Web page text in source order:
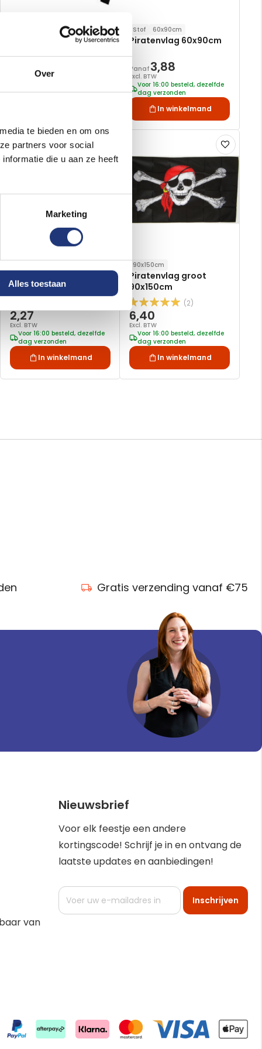
Over
te bieden en om ons
partners voor social
die u aan ze heeft
Marketing
Alles toestaan
Piratenvlag gehavend
Excl. BTW
dag verzonden
Stof 60x90cm
Piratenvlag 60x90cm
Vanaf 3,88
Excl. BTW
Voor 16:00 besteld, dezelfde
dag verzonden
In winkelmand
toe
aan
verlanglijst
2,27
Excl. BTW
Voor 16:00 besteld, dezelfde
dag verzonden
In winkelmand
Voeg
toe
verlanglijst
90x150cm
Piratenvlag groot
90x150cm
Waardering:
100
% of100
(2)
6,40
Excl. BTW
Voor 16:00 besteld, dezelfde
dag verzonden
In winkelmand
Gratis verzending vanaf €75
van
Nieuwsbrief
Voor elk feestje een andere
kortingscode! Schrijf je in en ontvang de
laatste updates en aanbiedingen!
Abonneer
op
Inschrijven